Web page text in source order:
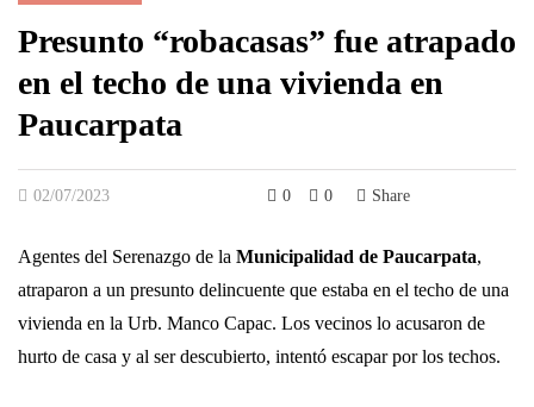
Presunto “robacasas” fue atrapado
en el techo de una vivienda en
Paucarpata
02/07/2023 0 0 Share
Agentes del Serenazgo de la Municipalidad de Paucarpata,
atraparon a un presunto delincuente que estaba en el techo de una
vivienda en la Urb. Manco Capac. Los vecinos lo acusaron de
hurto de casa y al ser descubierto, intentó escapar por los techos.